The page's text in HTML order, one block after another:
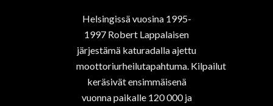
Helsingissä vuosina 1995-
1997 Robert Lappalaisen
järjestämä katuradalla ajettu
moottoriurheilutapahtuma. Kilpailut
keräsivät ensimmäisenä
vuonna paikalle 120 000ja